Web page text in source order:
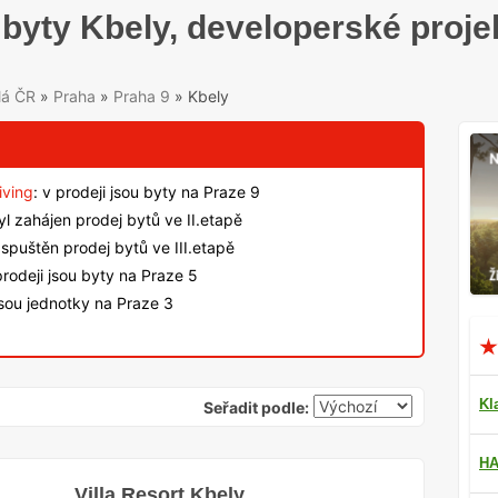
Kbely, developerské
ČR » Praha » Praha 9 » Kbely
: v prodeji jsou byty na Praze 9
zahájen prodej bytů ve II.etapě
prodej bytů ve III.etapě
jsou byty na Praze 5
jednotky na Praze 3
Seřadit podle: